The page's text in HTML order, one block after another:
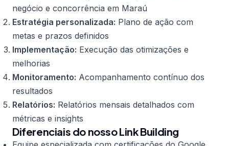
negócio e concorrência em Maraú
Estratégia personalizada: Plano de ação com
metas e prazos definidos
Implementação: Execução das otimizações e
melhorias
Monitoramento: Acompanhamento contínuo dos
resultados
Relatórios: Relatórios mensais detalhados com
métricas e insights
Diferenciais do nosso Link Building